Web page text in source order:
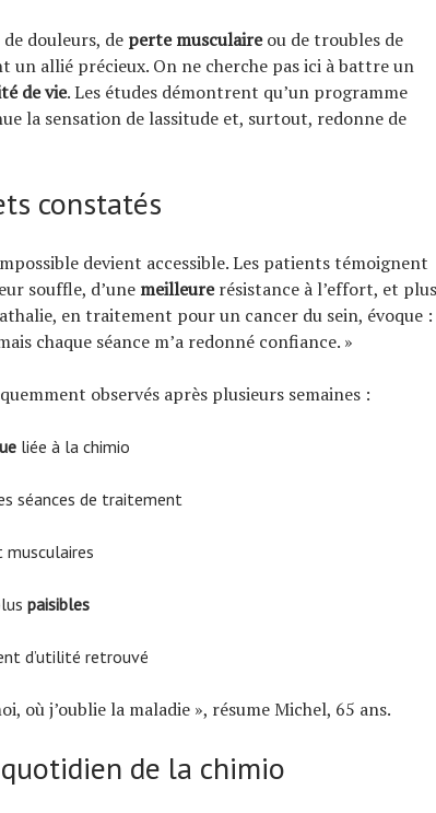
douleurs, de perte musculaireou de troubles de
un allié précieux. On ne cherche pas ici à battre un
de vie. Les études démontrent qu’un programme
la sensation de lassitude et, surtout, redonne de
constatés
devient accessible. Les patients témoignent
souffle, d’une meilleurerésistance à l’effort, et plus
en traitement pour un cancer du sein, évoque :
chaque séance m’a redonné confiance. »
observés après plusieurs semaines :
liée à la chimio
séances de traitement
musculaires
paisibles
d’utilité retrouvé
où j’oublie la maladie », résume Michel, 65 ans.
de la chimio